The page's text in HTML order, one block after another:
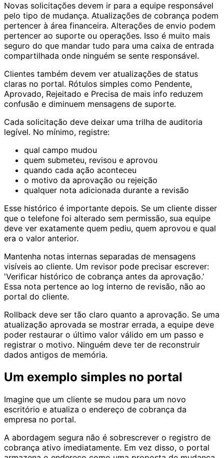
Novas solicitações devem ir para a equipe responsável
pelo tipo de mudança. Atualizações de cobrança podem
pertencer à área financeira. Alterações de envio podem
pertencer ao suporte ou operações. Isso é muito mais
seguro do que mandar tudo para uma caixa de entrada
compartilhada onde ninguém se sente responsável.
Clientes também devem ver atualizações de status
claras no portal. Rótulos simples como Pendente,
Aprovado, Rejeitado e Precisa de mais info reduzem
confusão e diminuem mensagens de suporte.
Cada solicitação deve deixar uma trilha de auditoria
legível. No mínimo, registre:
qual campo mudou
quem submeteu, revisou e aprovou
quando cada ação aconteceu
o motivo da aprovação ou rejeição
qualquer nota adicionada durante a revisão
Esse histórico é importante depois. Se um cliente disser
que o telefone foi alterado sem permissão, sua equipe
deve ver exatamente quem pediu, quem aprovou e qual
era o valor anterior.
Mantenha notas internas separadas de mensagens
visíveis ao cliente. Um revisor pode precisar escrever:
'Verificar histórico de cobrança antes da aprovação.'
Essa nota pertence ao log interno de revisão, não ao
portal do cliente.
Rollback deve ser tão claro quanto a aprovação. Se uma
atualização aprovada se mostrar errada, a equipe deve
poder restaurar o último valor válido em um passo e
registrar o motivo. Ninguém deve ter de reconstruir
dados antigos de memória.
Um exemplo simples no portal
Imagine que um cliente se mudou para um novo
escritório e atualiza o endereço de cobrança da
empresa no portal.
A abordagem segura não é sobrescrever o registro de
cobrança ativo imediatamente. Em vez disso, o portal